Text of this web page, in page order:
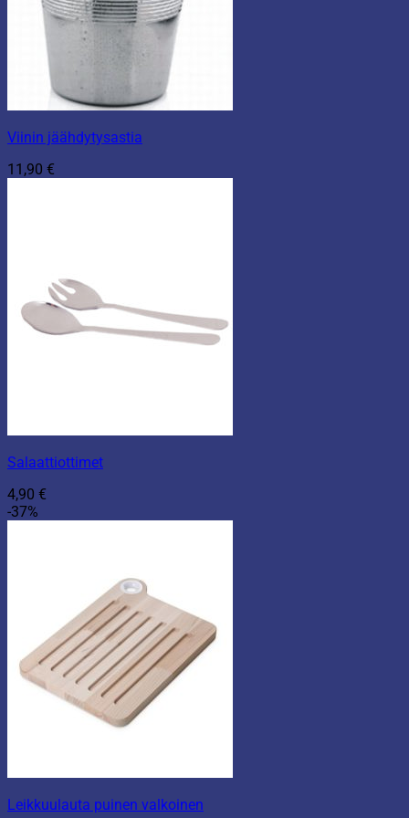
Viinin jäähdytysastia
11,90 €
Salaattiottimet
4,90 €
-37%
Leikkuulauta puinen valkoinen